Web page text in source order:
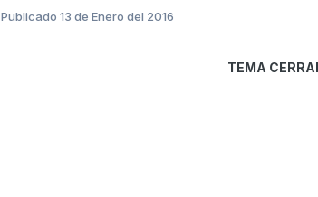
Publicado 13 de Enero del 2016
TEMA